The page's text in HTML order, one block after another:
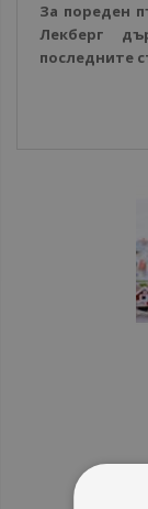
За пореден
Лекберг
последните